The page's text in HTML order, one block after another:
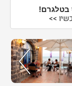
בטלגרם!
>>